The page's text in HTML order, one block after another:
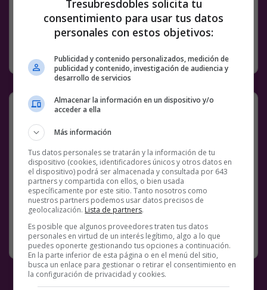
CORONAVIRUS NOTICIAS 10 COMENTARIOS
Dos tweets que se leen mejor juntos
pablofluiters
Facebook
Twitter
WhatsApp
Gmail
Meneame
Copy
Link
BS18 TWITTER VOX 9 COMENTARIOS
SIN CATEGORÍA 18 OCTUBRE, 2020
Tresubresdobles solicita tu
consentimiento para usar tus datos
personales con estos objetivos:
Publicidad y contenido personalizados, medición de
publicidad y contenido, investigación de audiencia y
desarrollo de servicios
Almacenar la información en un dispositivo y/o
acceder a ella
Más información
Tus datos personales se tratarán y la información de tu
dispositivo (cookies, identificadores únicos y otros datos en
el dispositivo) podrá ser almacenada y consultada por 643
partners y compartida con ellos, o bien usada
específicamente por este sitio. Tanto nosotros como
nuestros partners podemos usar datos precisos de
geolocalización. Lista de partners.
Es posible que algunos proveedores traten tus datos
personales en virtud de un interés legítimo, algo a lo que
puedes oponerte gestionando tus opciones a continuación.
En la parte inferior de esta página o en el menú del sitio,
busca un enlace para gestionar o retirar el consentimiento en
la configuración de privacidad y cookies.